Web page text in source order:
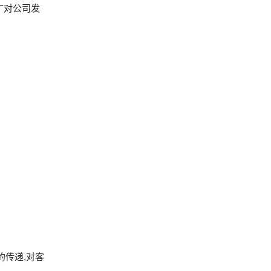
对公司发
传递,对客